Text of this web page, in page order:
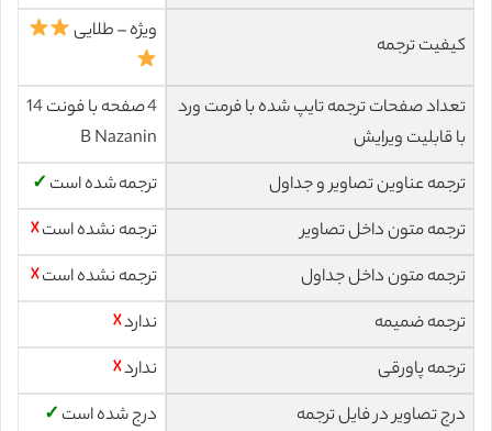
کیفیت ترجمه
ویژه – طلایی
تعداد صفحات ترجمه تایپ شده با فرمت ورد
با قابلیت ویرایش
4 صفحه با فونت 14
B Nazanin
ترجمه عناوین تصاویر و جداول
ترجمه شده است ✓
ترجمه متون داخل تصاویر
ترجمه نشده است☓
ترجمه متون داخل جداول
ترجمه نشده است☓
ترجمه ضمیمه
ندارد☓
ترجمه پاورقی
ندارد☓
درج تصاویر در فایل ترجمه
درج شده است ✓